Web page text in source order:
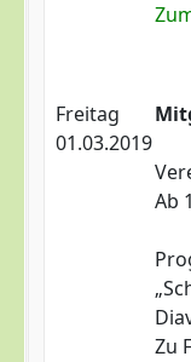
Freitag
01.03.2019
Ab
Zu